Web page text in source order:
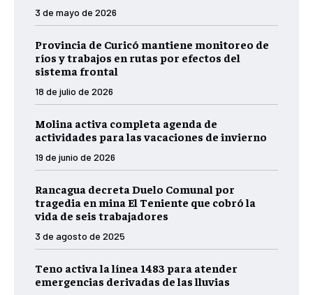
3 de mayo de 2026
Provincia de Curicó mantiene monitoreo de
ríos y trabajos en rutas por efectos del
sistema frontal
18 de julio de 2026
Molina activa completa agenda de
actividades para las vacaciones de invierno
19 de junio de 2026
Rancagua decreta Duelo Comunal por
tragedia en mina El Teniente que cobró la
vida de seis trabajadores
3 de agosto de 2025
Teno activa la línea 1483 para atender
emergencias derivadas de las lluvias